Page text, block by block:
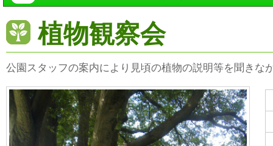
植物観察会
公園スタッフの案内により見頃の植物の説明等を聞きな